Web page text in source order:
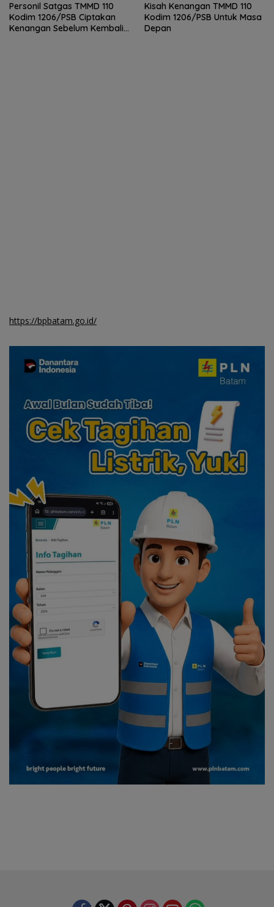
Personil Satgas TMMD 110
Kodim 1206/PSB Ciptakan
Kenangan Sebelum Kembali
Kisah Kenangan TMMD 110
Kodim 1206/PSB Untuk Masa
Depan
https://bpbatam.go.id/